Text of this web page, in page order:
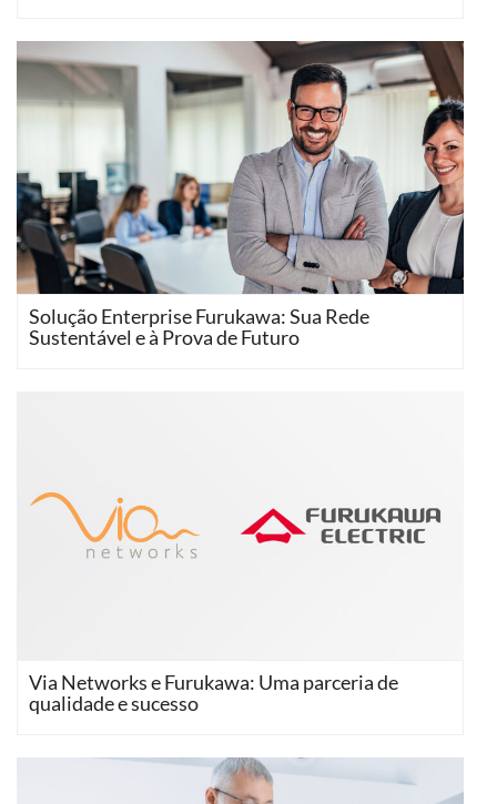
Solução Enterprise Furukawa: Sua Rede
Sustentável e à Prova de Futuro
Via Networks e Furukawa: Uma parceria de
qualidade e sucesso